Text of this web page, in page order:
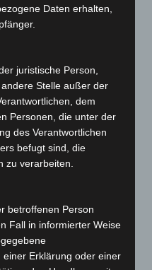
Daten erhalten,
juristische Person,
Stelle außer der
dem
Personen, die unter der
des Verantwortlichen
befugt sind, die
zu verarbeiten.
betroffenen Person
Fall in informierter Weise
Erklärung oder einer